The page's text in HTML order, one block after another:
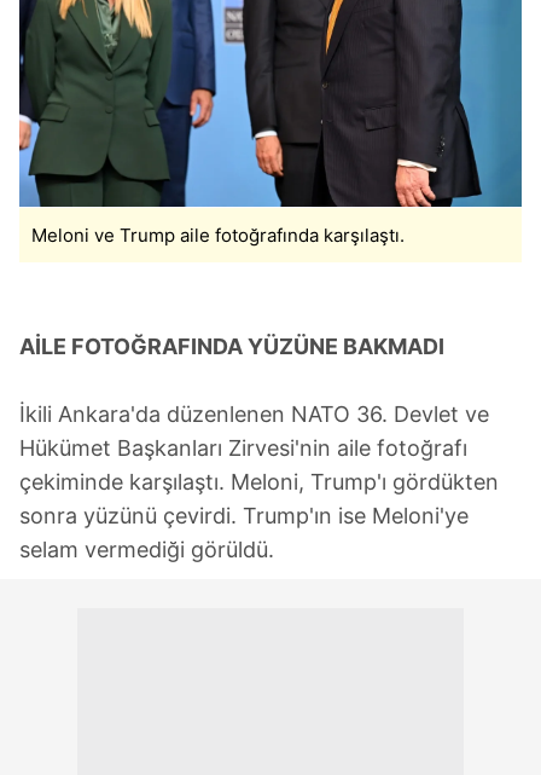
Meloni ve Trump aile fotoğrafında karşılaştı.
AİLE FOTOĞRAFINDA YÜZÜNE BAKMADI
İkili Ankara'da düzenlenen NATO 36.⁠ ⁠Devlet ve
Hükümet Başkanları Zirvesi'nin aile fotoğrafı
çekiminde karşılaştı. Meloni, Trump'ı gördükten
sonra yüzünü çevirdi. Trump'ın ise Meloni'ye
selam vermediği görüldü.